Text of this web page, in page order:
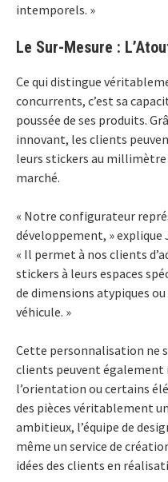
intemporels. »
Le Sur-Mesure :
Ce qui distingue
concurrents, c’est sa
poussée de ses produits.
innovant, les clients
leurs stickers au
marché.
« Notre configurateur
développement, »
« Il permet à nos clients
stickers à leurs espaces
de dimensions atypiques
véhicule. »
Cette personnalisation ne
clients peuvent également
l’orientation ou certains
des pièces véritablement
ambitieux, l’équipe de
même un service de
idées des clients en